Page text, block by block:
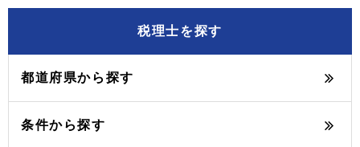
税理士を探す
都道府県から探す
条件から探す